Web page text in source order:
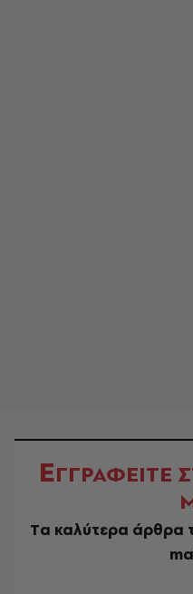
ΕΓΓΡΑΦΕΙΤΕ
Tα καλύτερα άρθρα